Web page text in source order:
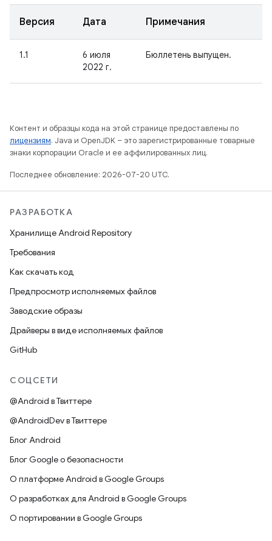
Версия Дата Примечания
1.1
6 июля
2022 г.
Бюллетень выпущен.
Контент и образцы кода на этой странице предоставлены по
лицензиям. Java и OpenJDK – это зарегистрированные товарные
знаки корпорации Oracle и ее аффилированных лиц.
Последнее обновление: 2026-07-20 UTC.
РАЗРАБОТКА
Хранилище Android Repository
Требования
Как скачать код
Предпросмотр исполняемых файлов
Заводские образы
Драйверы в виде исполняемых файлов
GitHub
СОЦСЕТИ
@Android в Твиттере
@AndroidDev в Твиттере
Блог Android
Блог Google о безопасности
О платформе Android в Google Groups
О разработках для Android в Google Groups
О портировании в Google Groups